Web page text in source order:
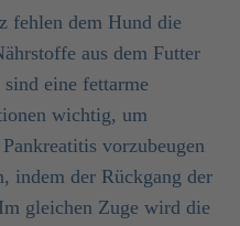
fehlen dem Hund die
aus dem Futter
eine fettarme
wichtig, um
vorzubeugen
indem der Rückgang der
gleichen Zuge wird die